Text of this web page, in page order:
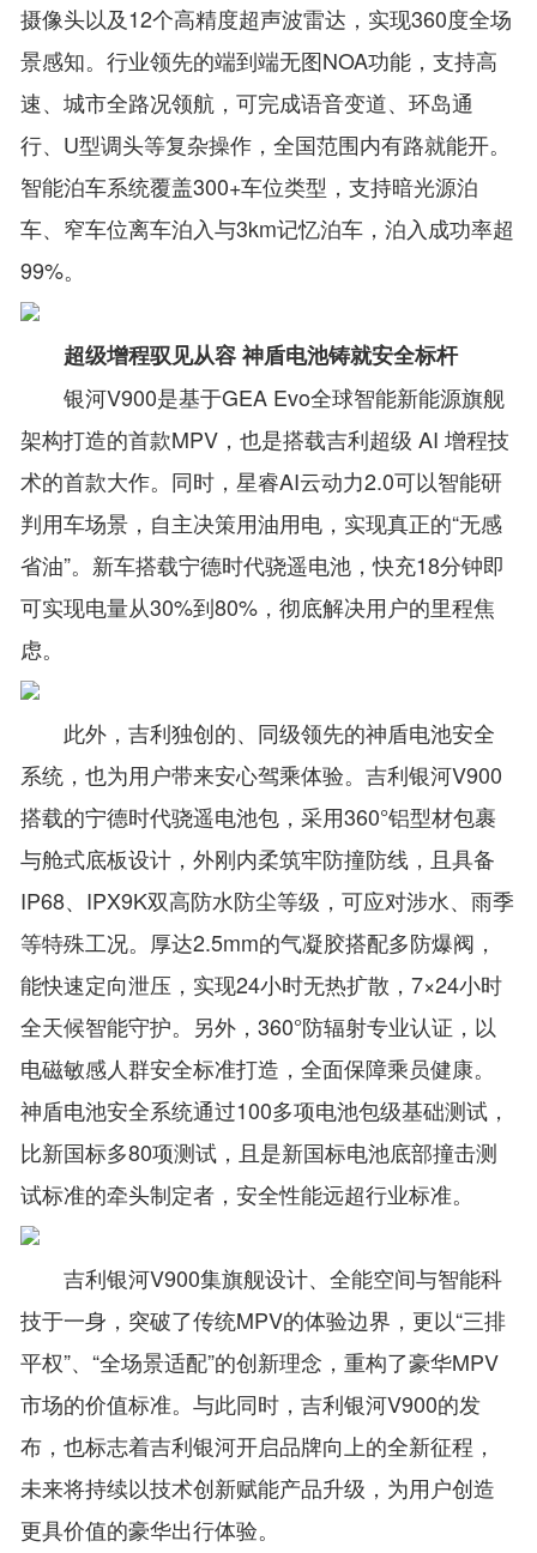
摄像头以及12个高精度超声波雷达，实现360度全场
景感知。行业领先的端到端无图NOA功能，支持高
速、城市全路况领航，可完成语音变道、环岛通
行、U型调头等复杂操作，全国范围内有路就能开。
智能泊车系统覆盖300+车位类型，支持暗光源泊
车、窄车位离车泊入与3km记忆泊车，泊入成功率超
99%。
超级增程驭见从容 神盾电池铸就安全标杆
银河V900是基于GEA Evo全球智能新能源旗舰
架构打造的首款MPV，也是搭载吉利超级 AI 增程技
术的首款大作。同时，星睿AI云动力2.0可以智能研
判用车场景，自主决策用油用电，实现真正的“无感
省油”。新车搭载宁德时代骁遥电池，快充18分钟即
可实现电量从30%到80%，彻底解决用户的里程焦
虑。
此外，吉利独创的、同级领先的神盾电池安全
系统，也为用户带来安心驾乘体验。吉利银河V900
搭载的宁德时代骁遥电池包，采用360°铝型材包裹
与舱式底板设计，外刚内柔筑牢防撞防线，且具备
IP68、IPX9K双高防水防尘等级，可应对涉水、雨季
等特殊工况。厚达2.5mm的气凝胶搭配多防爆阀，
能快速定向泄压，实现24小时无热扩散，7×24小时
全天候智能守护。另外，360°防辐射专业认证，以
电磁敏感人群安全标准打造，全面保障乘员健康。
神盾电池安全系统通过100多项电池包级基础测试，
比新国标多80项测试，且是新国标电池底部撞击测
试标准的牵头制定者，安全性能远超行业标准。
吉利银河V900集旗舰设计、全能空间与智能科
技于一身，突破了传统MPV的体验边界，更以“三排
平权”、“全场景适配”的创新理念，重构了豪华MPV
市场的价值标准。与此同时，吉利银河V900的发
布，也标志着吉利银河开启品牌向上的全新征程，
未来将持续以技术创新赋能产品升级，为用户创造
更具价值的豪华出行体验。